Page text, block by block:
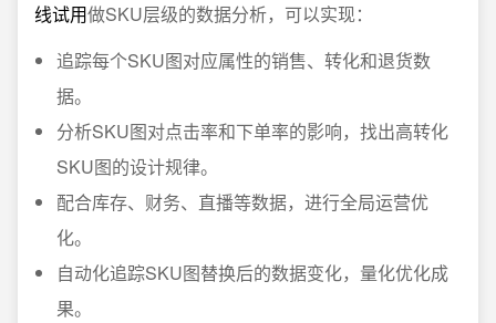
线试用做SKU层级的数据分析，可以实现：
追踪每个SKU图对应属性的销售、转化和退货数
据。
分析SKU图对点击率和下单率的影响，找出高转化
SKU图的设计规律。
配合库存、财务、直播等数据，进行全局运营优
化。
自动化追踪SKU图替换后的数据变化，量化优化成
果。